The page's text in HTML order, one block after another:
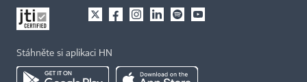
Stáhněte si aplikaci HN